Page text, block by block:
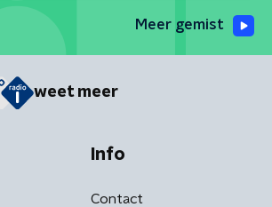
Meer gemist
weet meer
Info
Contact